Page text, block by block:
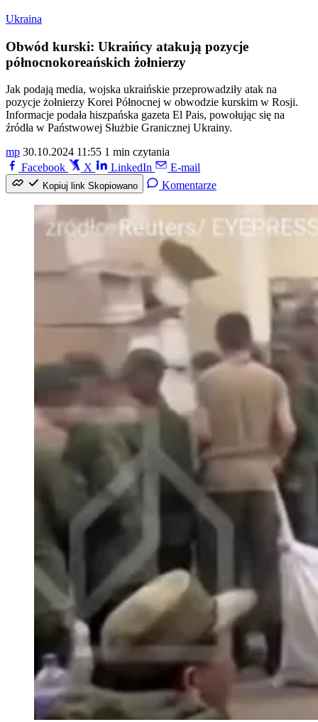
Ukraina
Obwód kurski: Ukraińcy atakują pozycje
północnokoreańskich żołnierzy
Jak podają media, wojska ukraińskie przeprowadziły atak na
pozycje żołnierzy Korei Północnej w obwodzie kurskim w Rosji.
Informacje podała hiszpańska gazeta El Pais, powołując się na
źródła w Państwowej Służbie Granicznej Ukrainy.
mp 30.10.2024 11:55 1 min czytania
Facebook
X LinkedIn E-mail
Kopiuj link Skopiowano Komentarze